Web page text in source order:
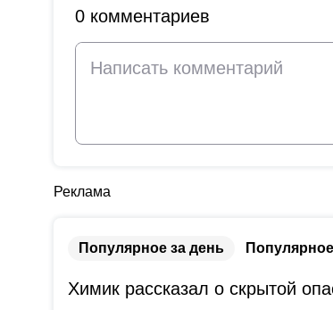
0 комментариев
Реклама
Популярное за день
Химик рассказал о скрытой